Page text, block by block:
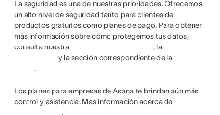
La seguridad es una de nuestras prioridades. Ofrecemos
un alto nivel de seguridad tanto para clientes de
productos gratuitos como planes de pago. Para obtener
más información sobre cómo protegemos tus datos,
consulta nuestra
, la
y la sección correspondiente de la
.
Los planes para empresas de Asana te brindan aún más
control y asistencia. Más información acerca de
.